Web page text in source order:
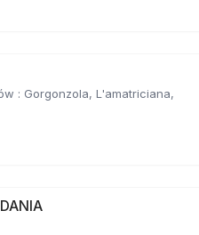
: Gorgonzola, L'amatriciana,